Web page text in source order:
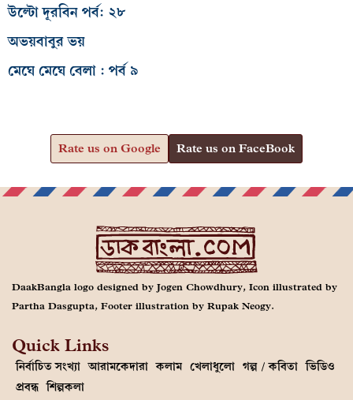
উল্টো দূরবিন পর্ব: ২৮
অভয়বাবুর ভয়
মেঘে মেঘে বেলা : পর্ব ৯
Rate us on Google Rate us on FaceBook
DaakBangla logo designed by Jogen Chowdhury, Icon illustrated by
Partha Dasgupta, Footer illustration by Rupak Neogy.
Quick Links
নির্বাচিত সংখ্যা আরামকেদারা কলাম খেলাধুলো গল্প / কবিতা ভিডিও
প্রবন্ধ শিল্পকলা